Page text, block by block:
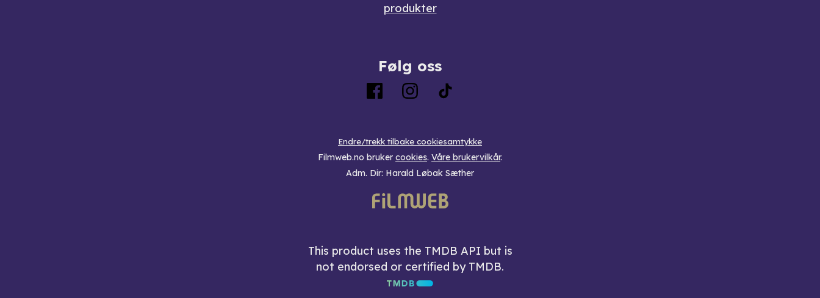
produkter
Følg oss
Endre/trekk tilbake cookiesamtykke
Filmweb.no bruker cookies. Våre brukervilkår.
Adm. Dir: Harald Løbak Sæther
This product uses the TMDB API but is
not endorsed or certified by TMDB.